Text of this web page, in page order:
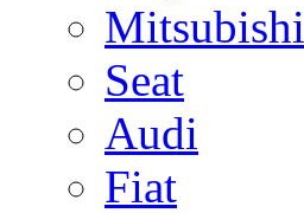
Mitsubishi
Seat
Audi
Fiat